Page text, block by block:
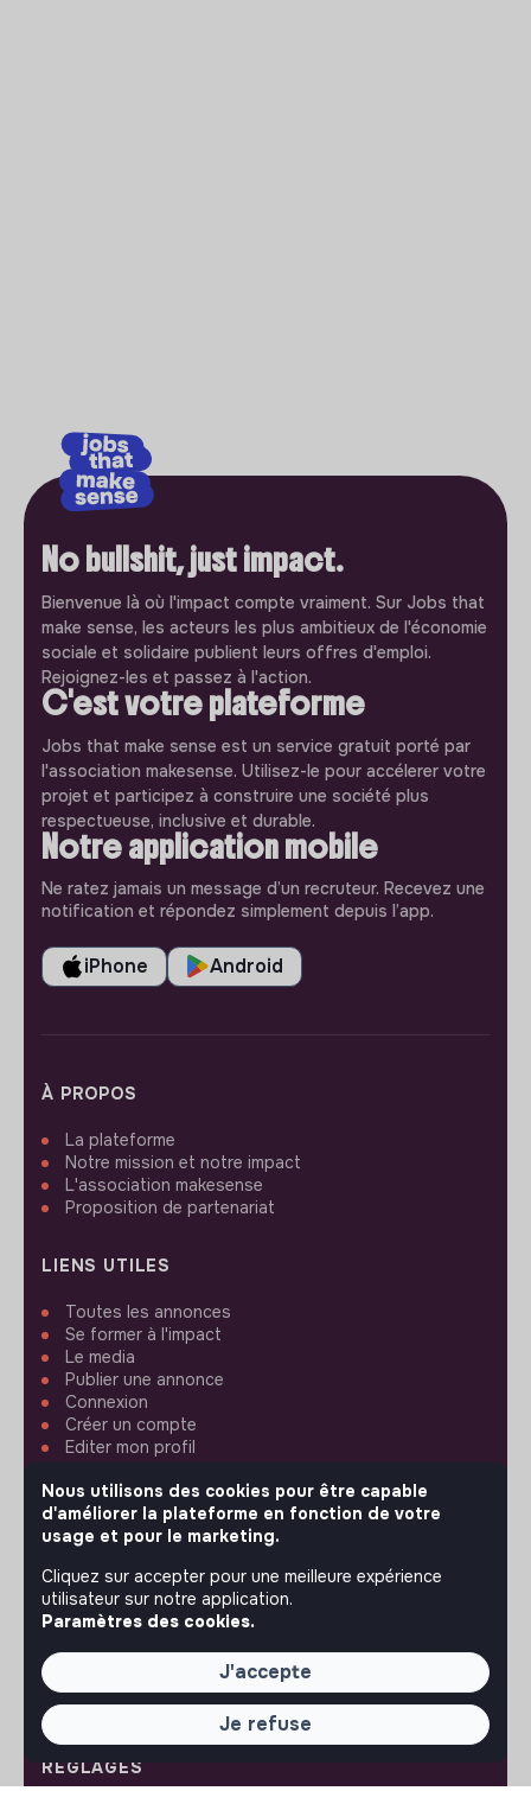
No bullshit, just impact.
Bienvenue là où l'impact compte vraiment. Sur Jobs that
make sense, les acteurs les plus ambitieux de l'économie
sociale et solidaire publient leurs offres d'emploi.
Rejoignez-les et passez à l'action.
C'est votre plateforme
Jobs that make sense est un service gratuit porté par
l'association makesense. Utilisez-le pour accélerer votre
projet et participez à construire une société plus
respectueuse, inclusive et durable.
Notre application mobile
Ne ratez jamais un message d’un recruteur. Recevez une
notification et répondez simplement depuis l’app.
iPhone Android
À PROPOS
La plateforme
Notre mission et notre impact
L'association makesense
Proposition de partenariat
LIENS UTILES
Toutes les annonces
Se former à l'impact
Le media
Publier une annonce
Connexion
Créer un compte
Editer mon profil
Les fiches métiers
Offres d'emploi
Offres de stage
ASSISTANCE
Conditions d'utilisation
RÉGLAGES
Nous utilisons des cookies pour être capable
d'améliorer la plateforme en fonction de votre
usage et pour le marketing.
Cliquez sur accepter pour une meilleure expérience
utilisateur sur notre application.
Paramètres des cookies.
J'accepte
Je refuse